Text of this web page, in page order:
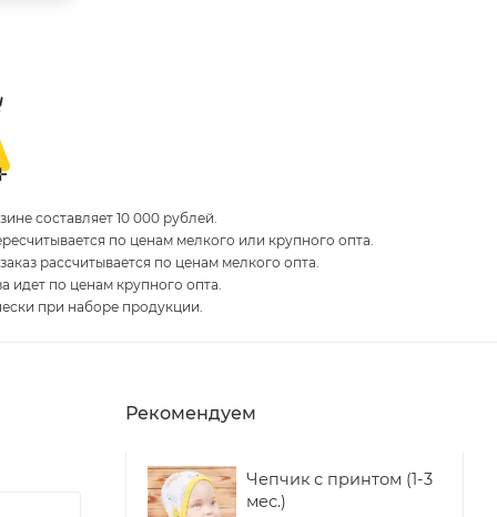
составляет 10 000 рублей.
по ценам мелкого или крупного опта.
рассчитывается по ценам мелкого опта.
идет по ценам крупного опта.
при наборе продукции.
Рекомендуем
Чепчик с принтом (1-3
мес.)